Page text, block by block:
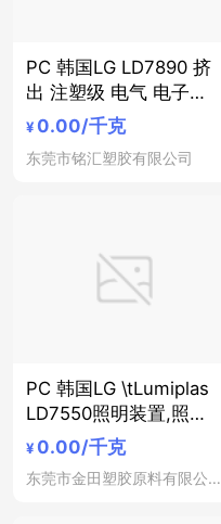
PC 韩国LG LD7890 挤
出 注塑级 电气 电子应
用领域 照明漫射器 照明
¥ 0.00/千克
东莞市铭汇塑胶有限公司
PC 韩国LG \tLumiplas
LD7550照明装置,照明
应用,电气/电子应用领
域,照明漫射器 - 低光扩
散,V
¥ 0.00/千克
东莞市金田塑胶原料有限公司